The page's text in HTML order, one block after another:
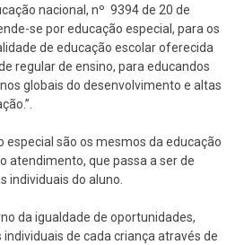
nacional, nº 9394 de 20 de
se por educação especial, para os
de educação escolar oferecida
regular de ensino, para educandos
globais do desenvolvimento e altas
especial são os mesmos da educação
atendimento, que passa a ser de
individuais do aluno.
da igualdade de oportunidades,
de cada criança através de